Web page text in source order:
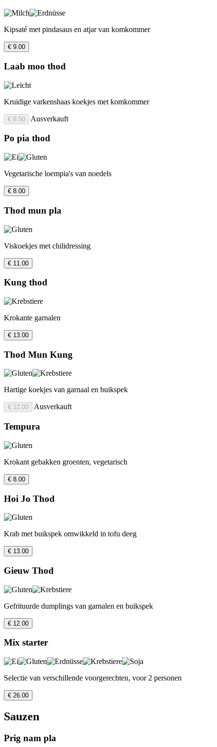
Kipsaté met pindasaus en atjar van komkommer
€ 9.00
Laab moo thod
Kruidige varkenshaas koekjes met komkommer
€ 8.50 Ausverkauft
Po pia thod
Vegetarische loempia's van noedels
€ 8.00
Thod mun pla
Viskoekjes met chilidressing
€ 11.00
Kung thod
Krokante garnalen
€ 13.00
Thod Mun Kung
Hartige koekjes van garnaal en buikspek
€ 12.00 Ausverkauft
Tempura
Krokant gebakken groenten, vegetarisch
€ 8.00
Hoi Jo Thod
Krab met buikspek omwikkeld in tofu deeg
€ 13.00
Gieuw Thod
Gefrituurde dumplings van garnalen en buikspek
€ 12.00
Mix starter
Selectie van verschillende voorgerechten, voor 2 personen
€ 26.00
Sauzen
Prig nam pla